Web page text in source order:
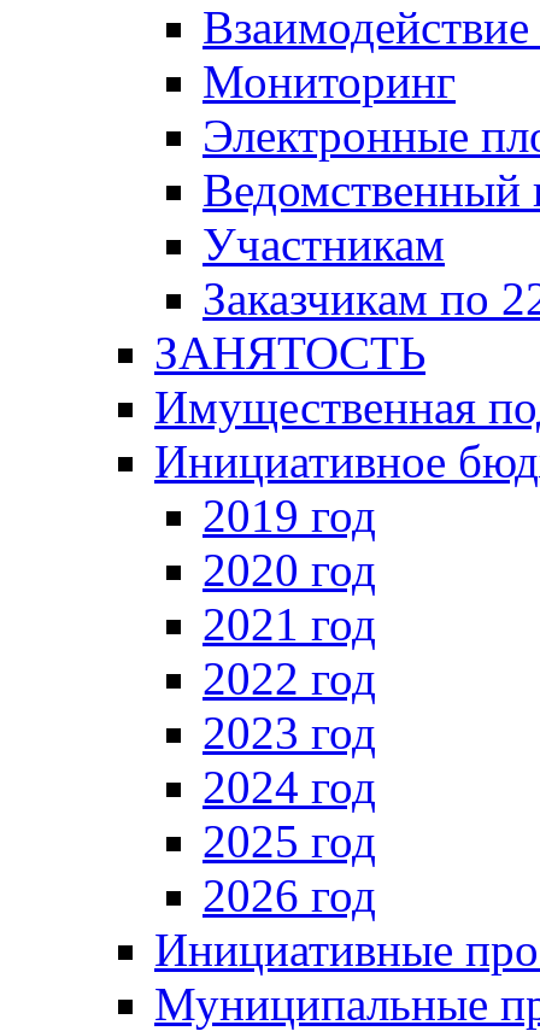
Мониторинг
Электронные
Ведомственный
Участникам
Заказчикам по
ЗАНЯТОСТЬ
Имущественная
Инициативное
2019 год
2020 год
2021 год
2022 год
2023 год
2024 год
2025 год
2026 год
Инициативные
Муниципальные